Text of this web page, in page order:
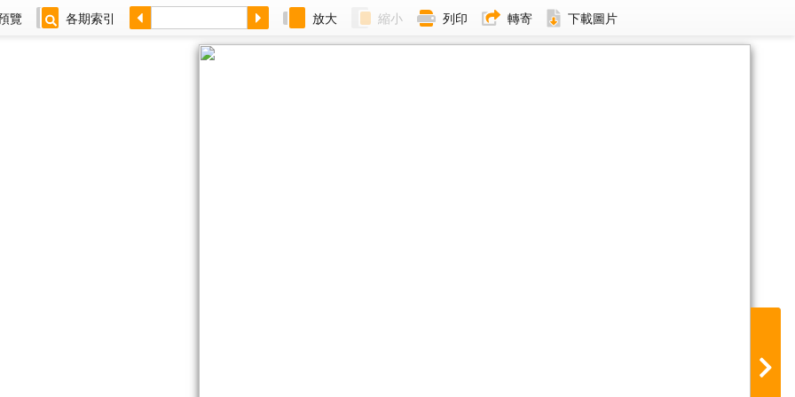
覽 各期索引 放大 縮小 列印 轉寄 下載圖片